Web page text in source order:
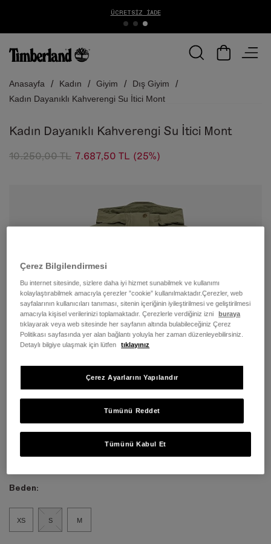
ÜCRETSIZ İADE
Anasayfa Kadın Giyim
Dış Giyim
Kadın Dayanıklı Kahverengi Su İtici Mont
Kadın Dayanıklı Kahverengi Su İtici Mont
10.250,00 TL 7.687,50 TL (25%)
Beden:
XS S M
Çerez Bilgilendirmesi
Bu internet sitesinde, sizlere daha iyi hizmet sunabilmek ve kullanımı
kolaylaştırabilmek amacıyla çerezler ”cookie” kullanılmaktadır.Çerezler, web
sayfalarının kullanıcıları tanıması, sitenin içeriğinin iyileştirilmesi ve geliştirilmesi
amacıyla kişisel verilerinizi toplamaktadır. Çerezlerle verdiğiniz izni
buraya
tıklayarak veya web sitesinde her sayfanın altında bulabileceğiniz Çerez
Politikası sayfasında yer alan bağlantı yoluyla her zaman düzenleyebilirsiniz.
Detaylı bilgiye ulaşmak için lütfen
tıklayınız
Tümünü Reddet
Tümünü Kabul Et
Çerez Ayarlarını Yapılandır